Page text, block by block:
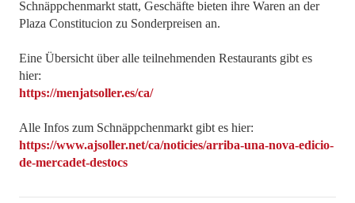
Schnäppchenmarkt statt, Geschäfte bieten ihre Waren an der
Plaza Constitucion zu Sonderpreisen an.
Eine Übersicht über alle teilnehmenden Restaurants gibt es
hier:
https://menjatsoller.es/ca/
Alle Infos zum Schnäppchenmarkt gibt es hier:
https://www.ajsoller.net/ca/noticies/arriba-una-nova-edicio-
de-mercadet-destocs